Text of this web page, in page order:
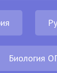
Биология